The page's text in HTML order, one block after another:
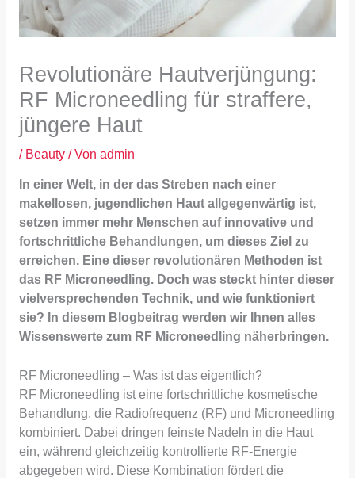
Revolutionäre Hautverjüngung:
RF Microneedling für straffere,
jüngere Haut
/ Beauty/ Von admin
In einer Welt, in der das Streben nach einer
makellosen, jugendlichen Haut allgegenwärtig ist,
setzen immer mehr Menschen auf innovative und
fortschrittliche Behandlungen, um dieses Ziel zu
erreichen. Eine dieser revolutionären Methoden ist
das RF Microneedling. Doch was steckt hinter dieser
vielversprechenden Technik, und wie funktioniert
sie? In diesem Blogbeitrag werden wir Ihnen alles
Wissenswerte zum RF Microneedling näherbringen.
RF Microneedling – Was ist das eigentlich?
RF Microneedling ist eine fortschrittliche kosmetische
Behandlung, die Radiofrequenz (RF) und Microneedling
kombiniert. Dabei dringen feinste Nadeln in die Haut
ein, während gleichzeitig kontrollierte RF-Energie
abgegeben wird. Diese Kombination fördert die